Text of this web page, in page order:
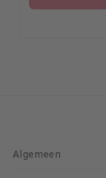
Algemeen